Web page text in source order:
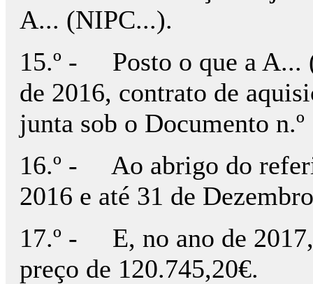
A... (NIPC...).
15.º - Posto o que a A...
de 2016, contrato de
junta sob o Documento n.º
16.º - Ao abrigo do
2016 e até 31 de
17.º - E, no ano de 2017,
preço de 120.745,20€.